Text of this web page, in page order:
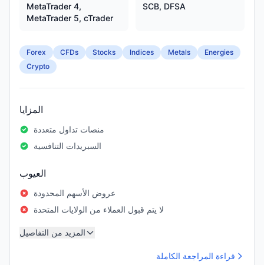
MetaTrader 4,
MetaTrader 5, cTrader
SCB, DFSA
Forex CFDs Stocks Indices Metals
Energies
Crypto
المزايا
منصات تداول متعددة
السبريدات التنافسية
العيوب
عروض الأسهم المحدودة
لا يتم قبول العملاء من الولايات المتحدة
المزيد من التفاصيل
قراءة المراجعة الكاملة